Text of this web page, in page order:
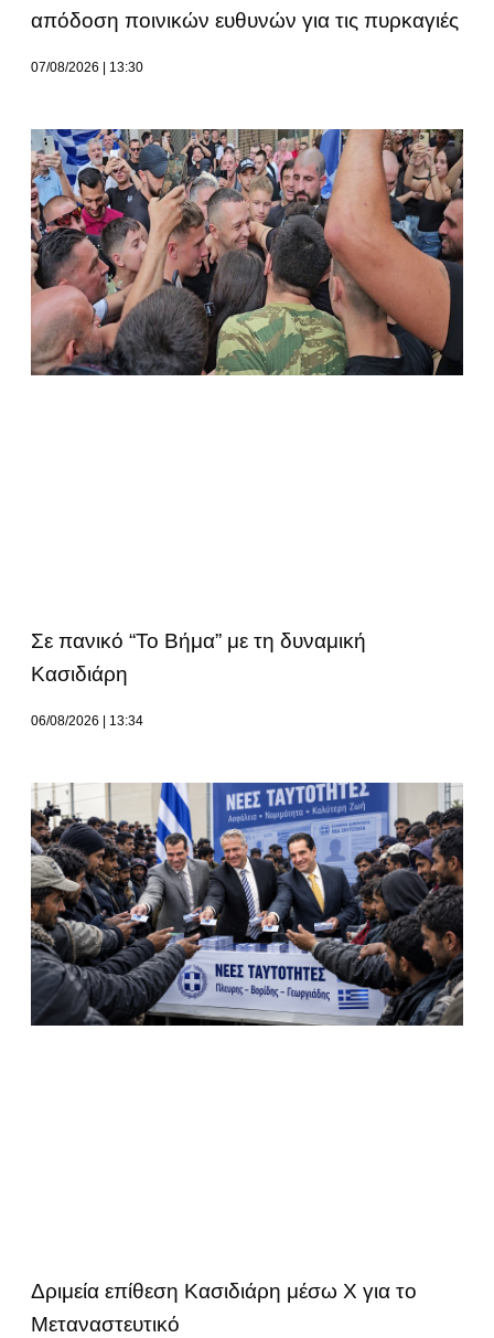
απόδοση ποινικών ευθυνών για τις πυρκαγιές
07/08/2026 13:30
Σε πανικό “Το Βήμα” με τη δυναμική
Κασιδιάρη
06/08/2026 13:34
Δριμεία επίθεση Κασιδιάρη μέσω Χ για το
Μεταναστευτικό